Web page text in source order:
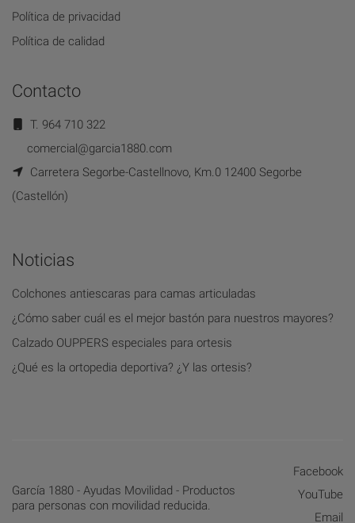
Política de privacidad
Política de calidad
Contacto
T. 964 710 322
comercial@garcia1880.com
Carretera Segorbe-Castellnovo, Km.0 12400 Segorbe
(Castellón)
Noticias
Colchones antiescaras para camas articuladas
¿Cómo saber cuál es el mejor bastón para nuestros mayores?
Calzado OUPPERS especiales para ortesis
¿Qué es la ortopedia deportiva? ¿Y las ortesis?
Facebook
YouTube
Email
García 1880 - Ayudas Movilidad - Productos
para personas con movilidad reducida.